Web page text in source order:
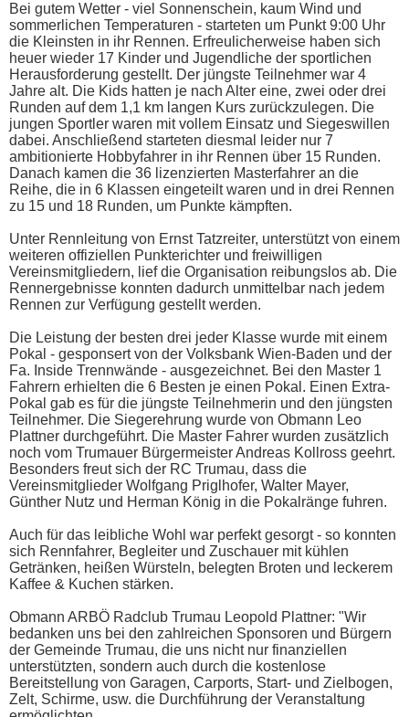
Bei gutem Wetter - viel Sonnenschein, kaum Wind und
sommerlichen Temperaturen - starteten um Punkt 9:00 Uhr
die Kleinsten in ihr Rennen. Erfreulicherweise haben sich
heuer wieder 17 Kinder und Jugendliche der sportlichen
Herausforderung gestellt. Der jüngste Teilnehmer war 4
Jahre alt. Die Kids hatten je nach Alter eine, zwei oder drei
Runden auf dem 1,1 km langen Kurs zurückzulegen. Die
jungen Sportler waren mit vollem Einsatz und Siegeswillen
dabei. Anschließend starteten diesmal leider nur 7
ambitionierte Hobbyfahrer in ihr Rennen über 15 Runden.
Danach kamen die 36 lizenzierten Masterfahrer an die
Reihe, die in 6 Klassen eingeteilt waren und in drei Rennen
zu 15 und 18 Runden, um Punkte kämpften.
Unter Rennleitung von Ernst Tatzreiter, unterstützt von einem
weiteren offiziellen Punkterichter und freiwilligen
Vereinsmitgliedern, lief die Organisation reibungslos ab. Die
Rennergebnisse konnten dadurch unmittelbar nach jedem
Rennen zur Verfügung gestellt werden.
Die Leistung der besten drei jeder Klasse wurde mit einem
Pokal - gesponsert von der Volksbank Wien-Baden und der
Fa. Inside Trennwände - ausgezeichnet. Bei den Master 1
Fahrern erhielten die 6 Besten je einen Pokal. Einen Extra-
Pokal gab es für die jüngste Teilnehmerin und den jüngsten
Teilnehmer. Die Siegerehrung wurde von Obmann Leo
Plattner durchgeführt. Die Master Fahrer wurden zusätzlich
noch vom Trumauer Bürgermeister Andreas Kollross geehrt.
Besonders freut sich der RC Trumau, dass die
Vereinsmitglieder Wolfgang Priglhofer, Walter Mayer,
Günther Nutz und Herman König in die Pokalränge fuhren.
Auch für das leibliche Wohl war perfekt gesorgt - so konnten
sich Rennfahrer, Begleiter und Zuschauer mit kühlen
Getränken, heißen Würsteln, belegten Broten und leckerem
Kaffee & Kuchen stärken.
Obmann ARBÖ Radclub Trumau Leopold Plattner: "Wir
bedanken uns bei den zahlreichen Sponsoren und Bürgern
der Gemeinde Trumau, die uns nicht nur finanziellen
unterstützten, sondern auch durch die kostenlose
Bereitstellung von Garagen, Carports, Start- und Zielbogen,
Zelt, Schirme, usw. die Durchführung der Veranstaltung